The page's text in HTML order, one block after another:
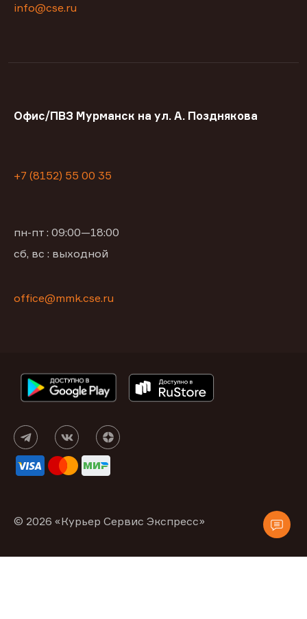
info@cse.ru
Офис/ПВЗ Мурманск на ул. А. Позднякова
+7 (8152) 55 00 35
пн-пт : 09:00—18:00
сб, вс : выходной
office@mmk.cse.ru
© 2026 «Курьер Сервис Экспресс»